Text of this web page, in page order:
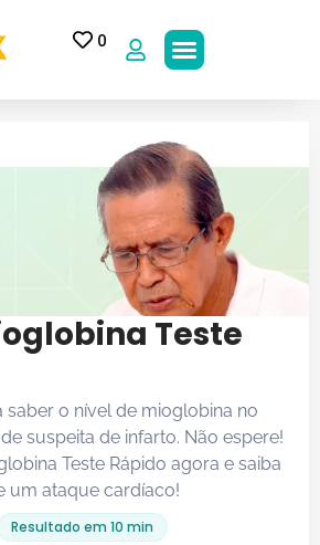
0
Teste
saber o nível de mioglobina no
suspeita de infarto. Não espere!
Teste Rápido agora e saiba
um ataque cardíaco!
Resultado em 10 min